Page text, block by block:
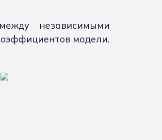
независимыми
модели.